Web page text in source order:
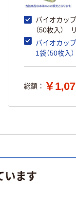
バイオカッ
（50枚入）
バイオカッ
1袋（50枚入
総額： ￥
います